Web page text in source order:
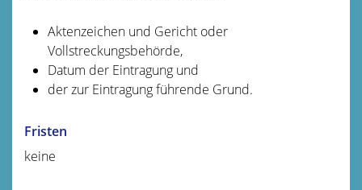
Aktenzeichen und Gericht oder
Vollstreckungsbehörde,
Datum der Eintragung und
der zur Eintragung führende Grund.
Fristen
keine